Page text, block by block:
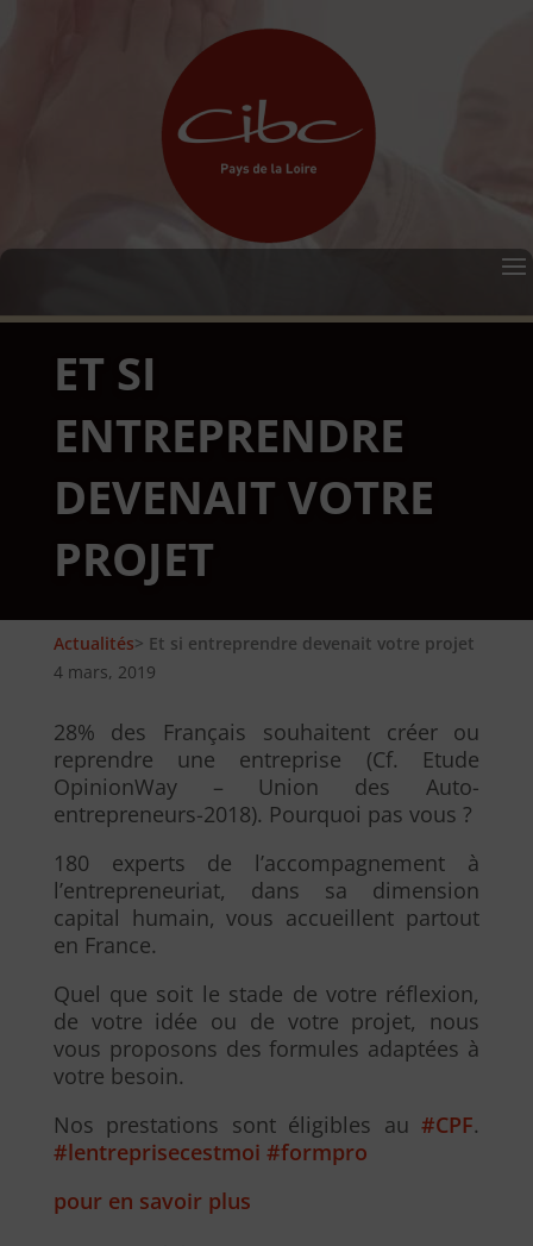
ET SI
ENTREPRENDRE
DEVENAIT VOTRE
PROJET
Actualités> Et si entreprendre devenait votre projet
4 mars, 2019
28% des Français souhaitent créer ou
reprendre une entreprise (Cf. Etude
OpinionWay – Union des Auto-
entrepreneurs-2018). Pourquoi pas vous ?
180 experts de l’accompagnement à
l’entrepreneuriat, dans sa dimension
capital humain, vous accueillent partout
en France.
Quel que soit le stade de votre réflexion,
de votre idée ou de votre projet, nous
vous proposons des formules adaptées à
votre besoin.
Nos prestations sont éligibles au#CPF.
#lentreprisecestmoi #formpro
pour en savoir plus